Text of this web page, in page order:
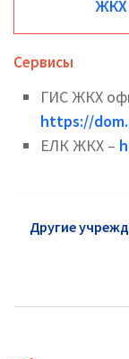
ЖКХ
Сервисы
ГИС ЖКХ
https://
ЕЛК ЖКХ –
Другие